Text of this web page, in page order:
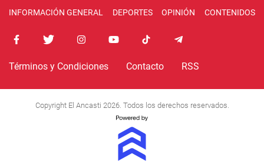
INFORMACIÓN GENERAL DEPORTES OPINIÓN CONTENIDOS
Términos y Condiciones Contacto RSS
Copyright El Ancasti 2026. Todos los derechos reservados.